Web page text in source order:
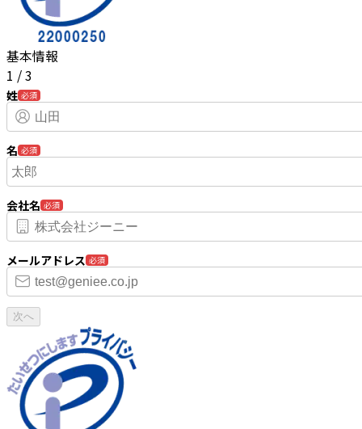
基本情報
1 /3
姓 必須
名 必須
会社名 必須
メールアドレス 必須
次へ